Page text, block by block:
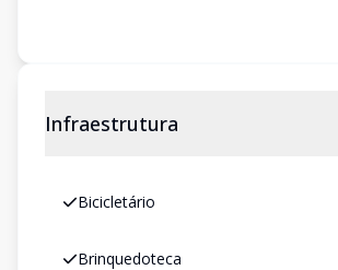
Infraestrutura
Bicicletário
Brinquedoteca